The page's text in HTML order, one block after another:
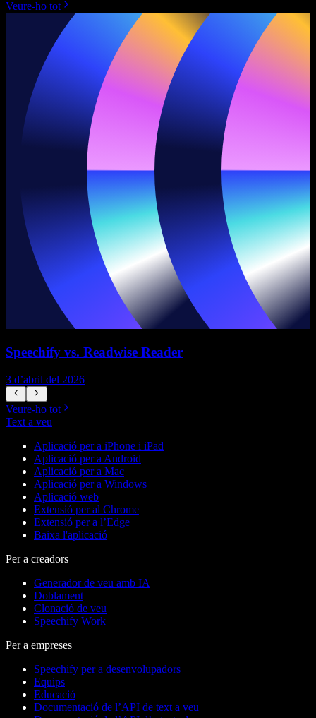
Veure-ho tot
Speechify vs. Readwise Reader
3 d’abril del 2026
Veure-ho tot
Text a veu
Aplicació per a iPhone i iPad
Aplicació per a Android
Aplicació per a Mac
Aplicació per a Windows
Aplicació web
Extensió per al Chrome
Extensió per a l’Edge
Baixa l'aplicació
Per a creadors
Generador de veu amb IA
Doblament
Clonació de veu
Speechify Work
Per a empreses
Speechify per a desenvolupadors
Equips
Educació
Documentació de l’API de text a veu